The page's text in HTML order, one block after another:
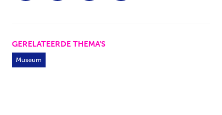
GERELATEERDE THEMA'S
Museum